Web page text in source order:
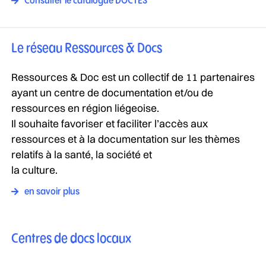
Le réseau Ressources & Docs
Ressources & Doc est un collectif de 11 partenaires
ayant un centre de documentation et/ou de
ressources en région liégeoise.
Il souhaite favoriser et faciliter l’accès aux
ressources et à la documentation sur les thèmes
relatifs à la santé, la société et
la culture.
en savoir plus
Centres de docs locaux